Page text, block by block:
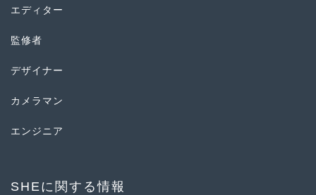
エディター
監修者
デザイナー
カメラマン
エンジニア
SHEに関する情報